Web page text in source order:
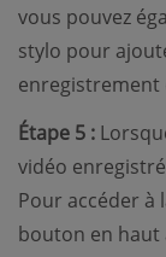
vous pouvez
stylo pour
enregistrement
Étape 5 :
vidéo
Pour accéder à
bouton en